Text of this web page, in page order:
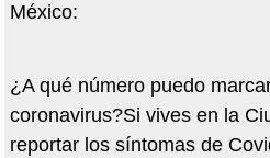
México:
¿A qué número puedo
coronavirus?Si vives en la
reportar los síntomas de